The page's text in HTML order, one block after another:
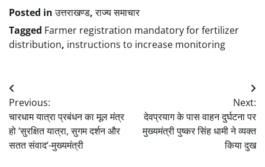
Posted inउत्तराखण्ड,राज्य समाचार
Tagged Farmer registration mandatory for fertilizer
distribution, instructions to increase monitoring
Post
navigation
Previous:
चारधाम यात्रा प्रबंधन का मूल मंत्र
हो ‘सुरक्षित यात्रा, सुगम दर्शन और
सतत संवाद‘-मुख्यमंत्री
Next:
देवप्रयाग के पास वाहन दुर्घटना पर
मुख्यमंत्री पुष्कर सिंह धामी ने व्यक्त
किया दुख